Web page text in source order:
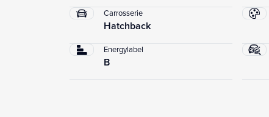
Carrosserie
Hatchback
Energylabel
B